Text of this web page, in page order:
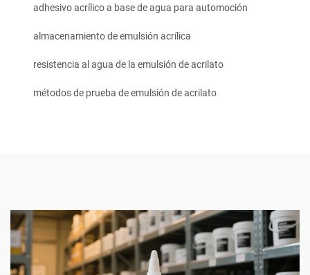
adhesivo acrílico a base de agua para automoción
almacenamiento de emulsión acrílica
resistencia al agua de la emulsión de acrilato
métodos de prueba de emulsión de acrilato